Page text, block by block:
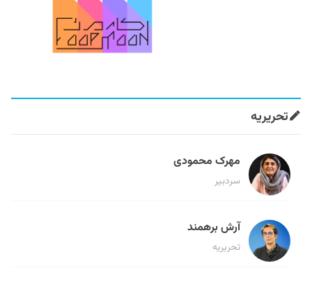
تحریریه
مهرک محمودی
سردبیر
آرش برهمند
تحریریه